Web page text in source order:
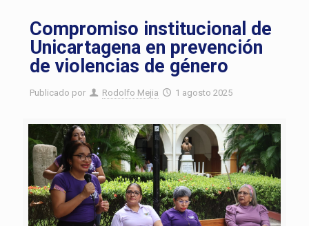
Compromiso institucional de
Unicartagena en prevención
de violencias de género
Publicado por Rodolfo Mejia 1 agosto 2025